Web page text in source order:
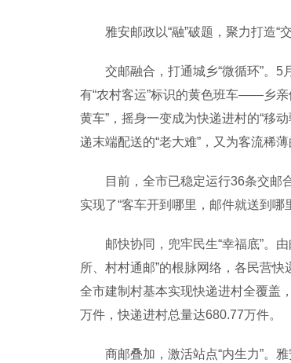
雅安邮政以“融”破题，聚力打造“交
交邮融合，打通城乡“微循环”。5
有“农村客运”标识的黄色班车——乡亲
黄车”，摇身一变成为快递进村的“移
递末端配送的“老大难”，又为客流稀
目前，全市已稳定运行36条交邮合
实现了“客车开到哪里，邮件就送到哪
邮快协同，兜牢民生“幸福底”。由
所、村村通邮”的根脉网络，各民营
全市建制村基本实现快递进村全覆盖
万件，快递进村总量达680.77万件。
商邮叠加，激活站点“内生力”。雅